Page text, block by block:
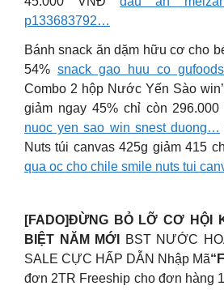
p133683792…
Bánh snack ăn dặm hữu cơ cho
54% snack gao huu co
Combo 2 hộp Nước Yến Sào
giảm ngay 45% chỉ còn
nuoc yen sao win snest duong…
Nuts túi canvas 425g giảm 415
qua oc cho chile smile nuts tui
[FADO]ĐỪNG BỎ LỠ CƠ HỘI
BIỆT NĂM MỚI
BST NƯỚC
SALE CỰC HẤP DẪN Nhập Mã
đơn 2TR Freeship cho đơn hàng